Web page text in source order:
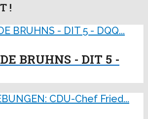
!
BRUHNS - DIT 5 -